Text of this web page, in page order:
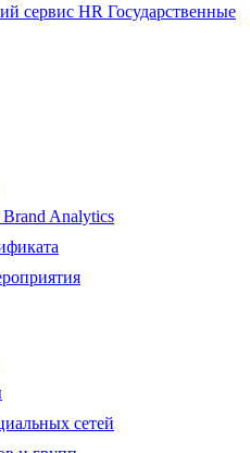
сервис HR Государственные
Analytics
сетей